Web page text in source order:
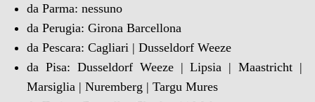
da Parma: nessuno
da Perugia: Girona Barcellona
da Pescara: Cagliari | Dusseldorf Weeze
da Pisa: Dusseldorf Weeze | Lipsia | Maastricht |
Marsiglia | Nuremberg | Targu Mures